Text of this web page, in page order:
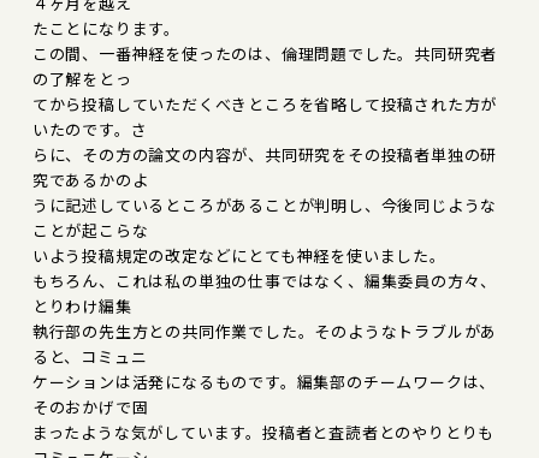
たことになります。
この間、一番神経を使ったのは、倫理問題でした。共同研究者
の了解をとっ
てから投稿していただくべきところを省略して投稿された方が
いたのです。さ
らに、その方の論文の内容が、共同研究をその投稿者単独の研
究であるかのよ
うに記述しているところがあることが判明し、今後同じような
ことが起こらな
いよう投稿規定の改定などにとても神経を使いました。
もちろん、これは私の単独の仕事ではなく、編集委員の方々、
とりわけ編集
執行部の先生方との共同作業でした。そのようなトラブルがあ
ると、コミュニ
ケーションは活発になるものです。編集部のチームワークは、
そのおかげで固
まったような気がしています。投稿者と査読者とのやりとりも